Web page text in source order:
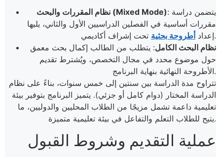
نظام المقررات والبحث (Mixed Mode): يتضمن دراسة
مقررات أساسية في الفصلين الدراسيين الأول والثاني، يليها
إعداد أطروحة بحثية
تحت إشراف أكاديمي.
نظام البحث الكامل: يتطلب من الطالب إكمال بحث معمق
حول موضوع محدد في مجال التخصص، ويُشترط تقديم
الأطروحة النهائية بنهاية البرنامج.
تتراوح مدة الدراسة بين سنتين إلى خمس سنوات، بناءً على نظام
الدراسة المختار (دوام كامل أو جزئي). يتميز البرنامج بتوفير بيئة
تعليمية داعمة تشمل مزيجًا من الطلاب المحليين والدوليين، ما
يتيح للطلاب التعلم والتفاعل في بيئة تعليمية متميزة.
عملية التقديم وشروط القبول